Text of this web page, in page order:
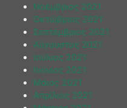
Νοέμβριος 2021
Οκτώβριος 2021
Σεπτέμβριος 2021
Αύγουστος 2021
Ιούλιος 2021
Ιούνιος 2021
Μάιος 2021
Απρίλιος 2021